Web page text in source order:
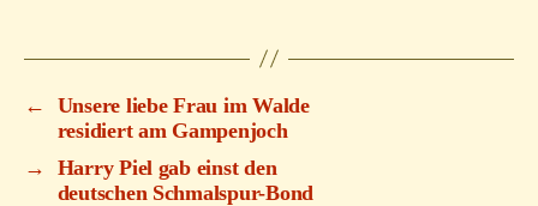
←
Unsere liebe Frau im Walde
residiert am Gampenjoch
→
Harry Piel gab einst den
deutschen Schmalspur-Bond